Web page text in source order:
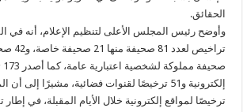
الحقائق.
وأوضح رئيس المجلس الأعلى لتنظيم الإعلام، أنه في
ترخيصًا لمواقع إلكترونية خلال الأيام المقبلة، في